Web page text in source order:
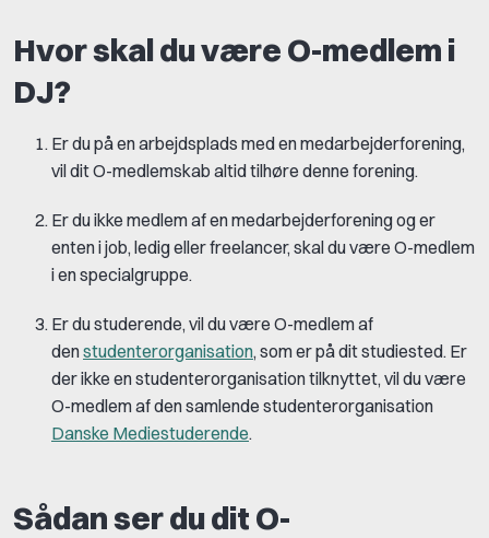
Hvor skal du være O-medlem i
DJ?
Er du på en arbejdsplads med en medarbejderforening,
vil dit O-medlemskab altid tilhøre denne forening.
Er du ikke medlem af en medarbejderforening og er
enten i job, ledig eller freelancer, skal du være O-medlem
i en specialgruppe.
Er du studerende, vil du være O-medlem af
denstudenterorganisation, som er på dit studiested. Er
der ikke en studenterorganisation tilknyttet, vil du være
O-medlem af den samlende studenterorganisation
Danske Mediestuderende.
Sådan ser du dit O-